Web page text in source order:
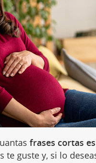
frases cortas
te guste y, si lo